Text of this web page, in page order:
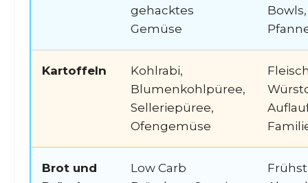
gehacktes
Gemüse
Bowls,
Kartoffeln
Kohlrabi,
Blumenkohlpüree,
Selleriepüree,
Ofengemüse
Brot und
Low Carb